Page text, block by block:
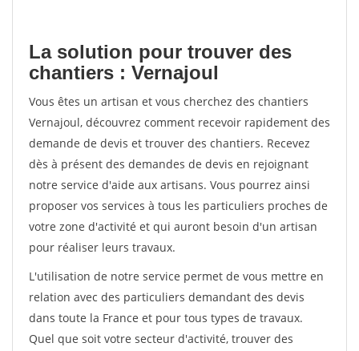
La solution pour trouver des
chantiers : Vernajoul
Vous êtes un artisan et vous cherchez des chantiers
Vernajoul, découvrez comment recevoir rapidement des
demande de devis et trouver des chantiers. Recevez
dès à présent des demandes de devis en rejoignant
notre service d'aide aux artisans. Vous pourrez ainsi
proposer vos services à tous les particuliers proches de
votre zone d'activité et qui auront besoin d'un artisan
pour réaliser leurs travaux.
L'utilisation de notre service permet de vous mettre en
relation avec des particuliers demandant des devis
dans toute la France et pour tous types de travaux.
Quel que soit votre secteur d'activité, trouver des